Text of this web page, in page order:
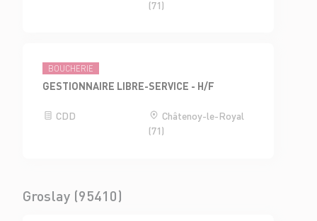
(71)
BOUCHERIE
GESTIONNAIRE LIBRE-SERVICE - H/F
CDD
Châtenoy-le-Royal
(71)
Groslay (95410)